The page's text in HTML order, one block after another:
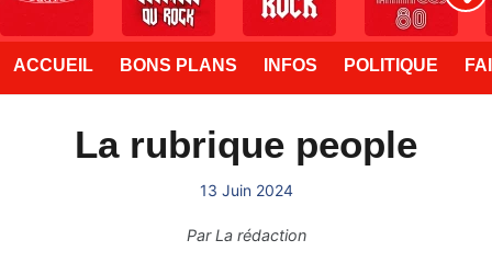
ACCUEIL BONS PLANS INFOS POLITIQUE
La rubrique people
13 Juin 2024
ParLa rédaction